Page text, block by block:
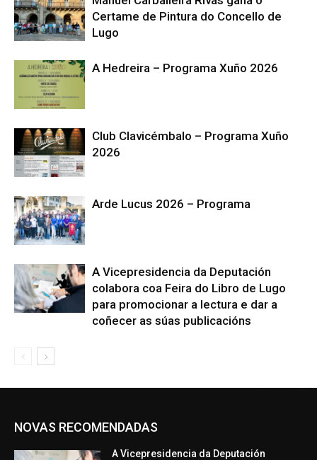
Certame de Pintura do Concello de
Lugo
A Hedreira – Programa Xuño 2026
Club Clavicémbalo – Programa Xuño
2026
Arde Lucus 2026 – Programa
A Vicepresidencia da Deputación
colabora coa Feira do Libro de Lugo
para promocionar a lectura e dar a
coñecer as súas publicacións
NOVAS RECOMENDADAS
A Vicepresidencia da Deputación